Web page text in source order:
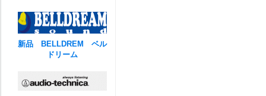
新品 BELLDREM ベル
ドリーム